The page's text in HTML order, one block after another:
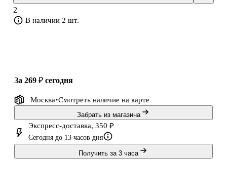
2
В наличии 2 шт.
за 269 ₽ сегодня
Москва Смотреть наличие на карте
Забрать из магазина
Экспресс-доставка, 350 ₽
Сегодня до 13 часов дня
Получить за 3 часа